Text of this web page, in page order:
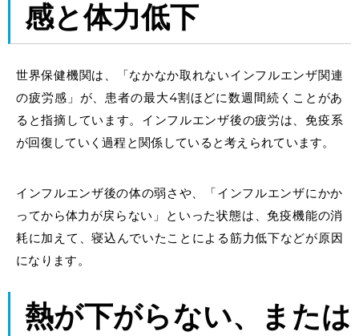
感と体力低下
世界保健機関は、「なかなか取れないインフルエンザ関連
の疲労感」が、患者の最大4割ほどに数週間続くことがあ
ると指摘しています。インフルエンザ後の疲労は、免疫系
が回復していく過程と関係していると考えられています。
インフルエンザ後の体の弱さや、「インフルエンザにかか
ってから体力 が戻らない 」といった状態は、免疫機能の消
耗に加えて、寝込んでいたことによる筋力低下などが原因
になります。
熱が下がらない、または